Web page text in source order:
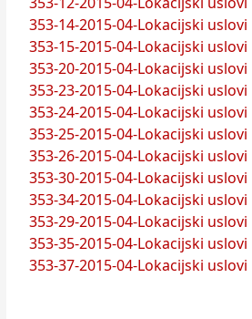
353-14-2015-04-Lokacijski uslovi
353-15-2015-04-Lokacijski uslovi
353-20-2015-04-Lokacijski uslovi
353-23-2015-04-Lokacijski uslovi
353-24-2015-04-Lokacijski uslovi
353-25-2015-04-Lokacijski uslovi
353-26-2015-04-Lokacijski uslovi
353-30-2015-04-Lokacijski uslovi
353-34-2015-04-Lokacijski uslovi
353-29-2015-04-Lokacijski uslovi
353-35-2015-04-Lokacijski uslovi
353-37-2015-04-Lokacijski uslovi